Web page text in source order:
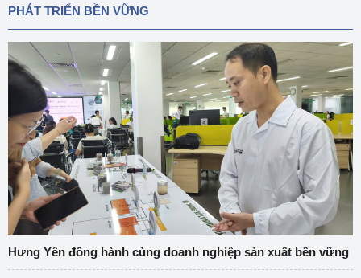
PHÁT TRIỂN BỀN VỮNG
Hưng Yên đồng hành cùng doanh nghiệp sản xuất bền vững